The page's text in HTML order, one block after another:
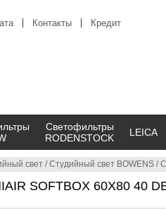
свет /Студийный свет BOWENS /
SOFTBOX 60X80 40
Контакты Кредит
Светофильтры
RODENSTOCK
LEICA